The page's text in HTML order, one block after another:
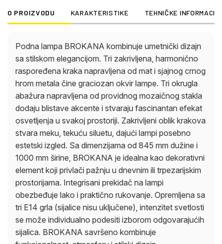
svetlosti se može individualno podesiti izborom
O PROIZVODU KARAKTERISTIKE TEHNIČKE
Podna lampa BROKANA kombinuje umetnički dizajn
sa stilskom elegancijom. Tri zakrivljena, harmonično
raspoređena kraka napravljena od mat i sjajnog crnog
hrom metala čine graciozan okvir lampe. Tri okrugla
abažura napravljena od providnog mozaičnog stakla
dodaju blistave akcente i stvaraju fascinantan efekat
osvetljenja u svakoj prostoriji. Zakrivljeni oblik krakova
stvara meku, tekuću siluetu, dajući lampi posebno
estetski izgled. Sa dimenzijama od 845 mm dužine i
1000 mm širine, BROKANA je idealna kao dekorativni
element koji privlači pažnju u dnevnim ili trpezarijskim
prostorijama. Integrisani prekidač na lampi
obezbeđuje lako i praktično rukovanje. Opremljena sa
tri E14 grla (sijalice nisu uključene), intenzitet svetlosti
se može individualno podesiti izborom odgovarajućih
sijalica. BROKANA savršeno kombinuje